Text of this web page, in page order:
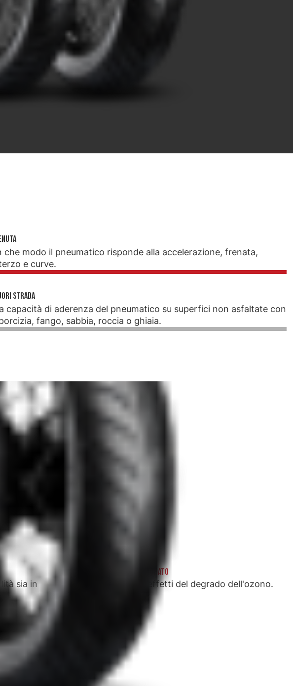
che modo il pneumatico risponde alla accelerazione, frenata,
e curve.
strada
capacità di aderenza del pneumatico su superfici non asfaltate con
fango, sabbia, roccia o ghiaia.
sia in
DESIGN LATERALE MIGLIORATO
Riduzione degli effetti del degrado dell'ozono.